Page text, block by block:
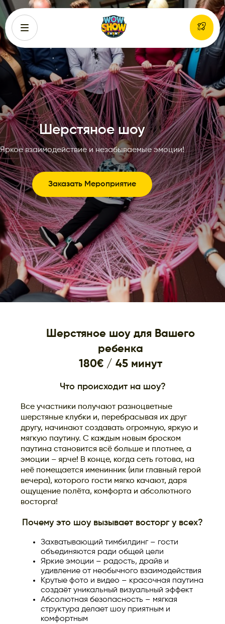
Шерстяное шоу
Яркое взаимодействие и незабываемые эмоции!
Заказать Мероприятие
Шерстяное шоу для Вашего
ребенка
180€ / 45 минут
Что происходит на шоу?
Все участники получают разноцветные
шерстяные клубки и, перебрасывая их друг
другу, начинают создавать огромную, яркую и
мягкую паутину. С каждым новым броском
паутина становится всё больше и плотнее, а
эмоции – ярче! В конце, когда сеть готова, на
неё помещается именинник (или главный герой
вечера), которого гости мягко качают, даря
ощущение полёта, комфорта и абсолютного
восторга!
Почему это шоу вызывает восторг у всех?
Захватывающий тимбилдинг – гости
объединяются ради общей цели
Яркие эмоции – радость, драйв и
удивление от необычного взаимодействия
Крутые фото и видео – красочная паутина
создаёт уникальный визуальный эффект
Абсолютная безопасность – мягкая
структура делает шоу приятным и
комфортным